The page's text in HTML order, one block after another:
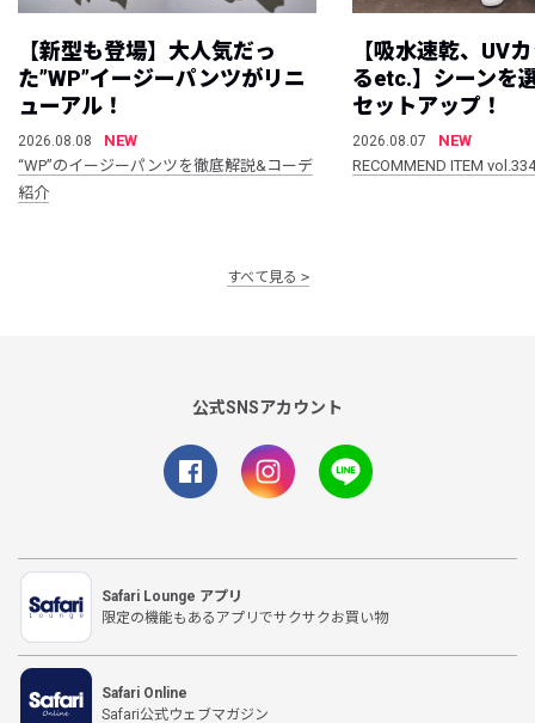
【新型も登場】大人気だっ
た”WP”イージーパンツがリニ
ューアル！
2026.08.08
NEW
“WP”のイージーパンツを徹底解説&コーデ
紹介
【吸水速乾、UV
るetc.】シーンを
セットアップ！
2026.08.07
NEW
RECOMMEND ITEM vol.334
すべて見る
公式SNSアカウント
Safari Lounge アプリ
限定の機能もあるアプリでサクサクお買い物
Safari Online
Safari公式ウェブマガジン